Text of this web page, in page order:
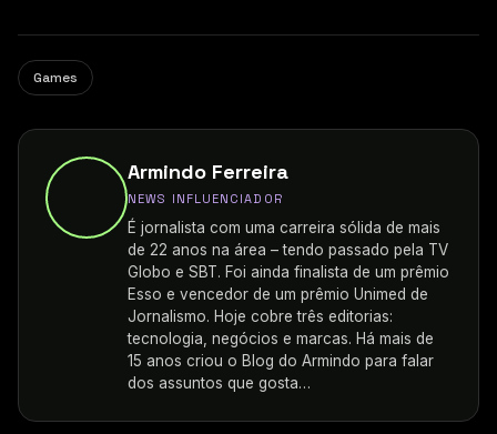
Games
Armindo Ferreira
NEWS INFLUENCIADOR
É jornalista com uma carreira sólida de mais
de 22 anos na área – tendo passado pela TV
Globo e SBT. Foi ainda finalista de um prêmio
Esso e vencedor de um prêmio Unimed de
Jornalismo. Hoje cobre três editorias:
tecnologia, negócios e marcas. Há mais de
15 anos criou o Blog do Armindo para falar
dos assuntos que gosta…